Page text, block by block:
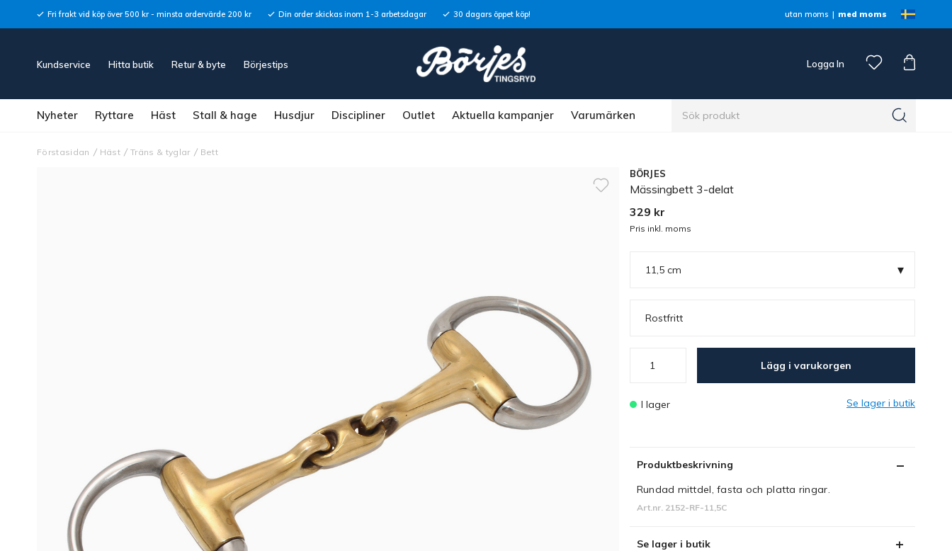
Fri frakt vid köp över 500 kr - minsta ordervärde 200 kr Din order skickas inom 1-3 arbetsdagar 30 dagars öppet köp! utan moms med moms
Kundservice Hitta butik Retur & byte Börjestips Logga In
Nyheter Ryttare Häst Stall & hage Husdjur Discipliner Outlet Aktuella kampanjer Varumärken
Förstasidan Häst Träns & tyglar Bett
BÖRJES
Mässingbett 3-delat
329 kr
Pris inkl. moms
11,5 cm ▾
Rostfritt
Lägg i varukorgen
I lager Se lager i butik
Produktbeskrivning
Rundad mittdel, fasta och platta ringar.
Art.nr. 2152-RF-11,5C
Se lager i butik